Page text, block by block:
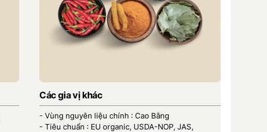
Các gia vị khác
- Vùng nguyên liệu chính : Cao Bằng
- Tiêu chuẩn : EU organic, USDA-NOP, JAS,